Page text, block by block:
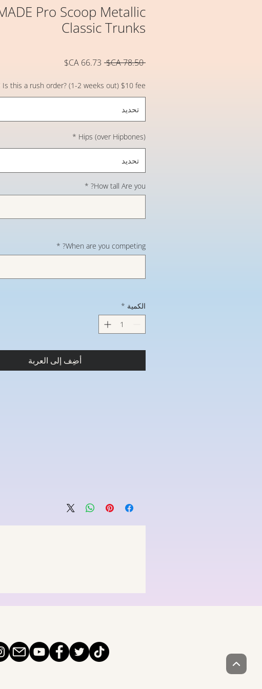
Pro Scoop Metallic
Classic Trunks
‏78.50 CA$
سعر
Is this a rush order? (1-2 weeks out) $10 fee
تحديد
Hips (over Hipbones)
*
تحديد
How tall Are you?
*
When are you competing?
*
الكمية *
أضِف إلى العربة